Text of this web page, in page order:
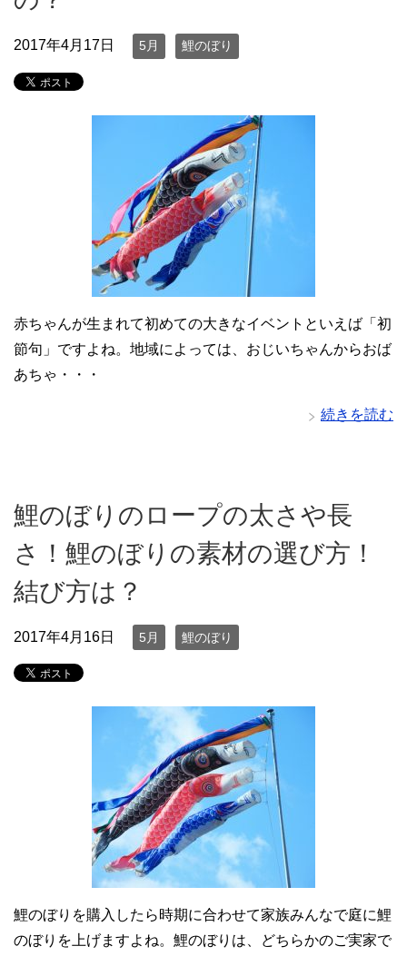
2017年4月17日 5月 鯉のぼり
赤ちゃんが生まれて初めての大きなイベントといえば「初
節句」ですよね。地域によっては、おじいちゃんからおば
あちゃ・・・
続きを読む
鯉のぼりのロープの太さや長
さ！鯉のぼりの素材の選び方！
結び方は？
2017年4月16日 5月 鯉のぼり
鯉のぼりを購入したら時期に合わせて家族みんなで庭に鯉
のぼりを上げますよね。鯉のぼりは、どちらかのご実家で